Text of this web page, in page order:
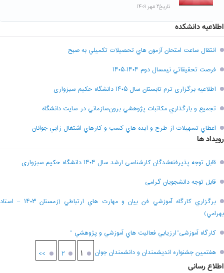
تاریخ۲ مهر ۱۴۰۱
اطلاعیه دانشکده
انتقال ساعت امتحان آزمون هاي تحصيلات تکميلي به صبح
فرصت تحقيقاتي نیمسال دوم ۱۴۰۴-۱۴۰۵
اطلاعیه برگزاری ترم تابستان سال ۱۴۰۵ دانشگاه حکیم سبزواری
تجميع و بارگذاري مکاتبات پژوهشي برون‌سازماني در سايت دانشگاه
اعطاي تسهيلات از طرح و ايده هاي کسب و کارهاي اشتغال زايي جوانان
رویداد ها
قابل توجه پذیرفته‌شدگان کارشناسی ارشد سال ۱۴۰۴ دانشگاه حکیم سبزواری
قابل توجه دانشجویان گرامی
برگزاري کارگاه آموزشي فن بيان و مهارت هاي ارتباطي (زمستان ۱۴۰۳ – استاد
بهرامي)
کارگاه آموزشی”ارزيابي فعاليت هاي آموزشي و پژوهشي “
هفتمين جشنواره انديشمندان و دانشمندان جوان
۱ ۲ >>
اطلاع رسانی